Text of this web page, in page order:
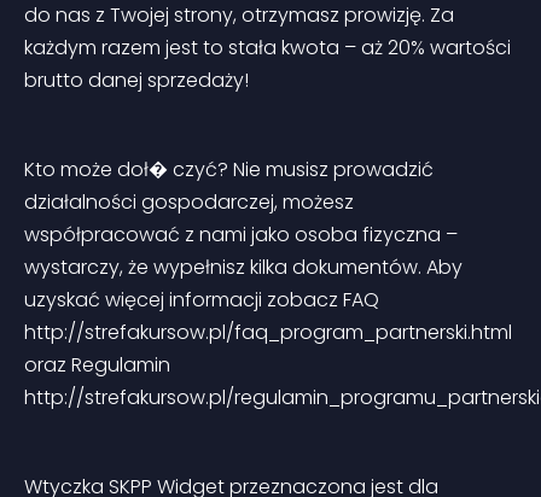
do nas z Twojej strony, otrzymasz prowizję. Za
każdym razem jest to stała kwota – aż 20% wartości
brutto danej sprzedaży!
Kto może doł� czyć? Nie musisz prowadzić
działalności gospodarczej, możesz
współpracować z nami jako osoba fizyczna –
wystarczy, że wypełnisz kilka dokumentów. Aby
uzyskać więcej informacji zobacz FAQ
http://strefakursow.pl/faq_program_partnerski.html
oraz Regulamin
http://strefakursow.pl/
Wtyczka SKPP Widget przeznaczona jest dla